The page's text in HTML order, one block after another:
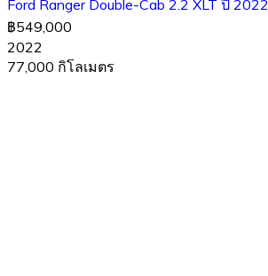
Ford Ranger Double-Cab 2.2 XLT ปี 2022
฿549,000
2022
77,000 กิโลเมตร